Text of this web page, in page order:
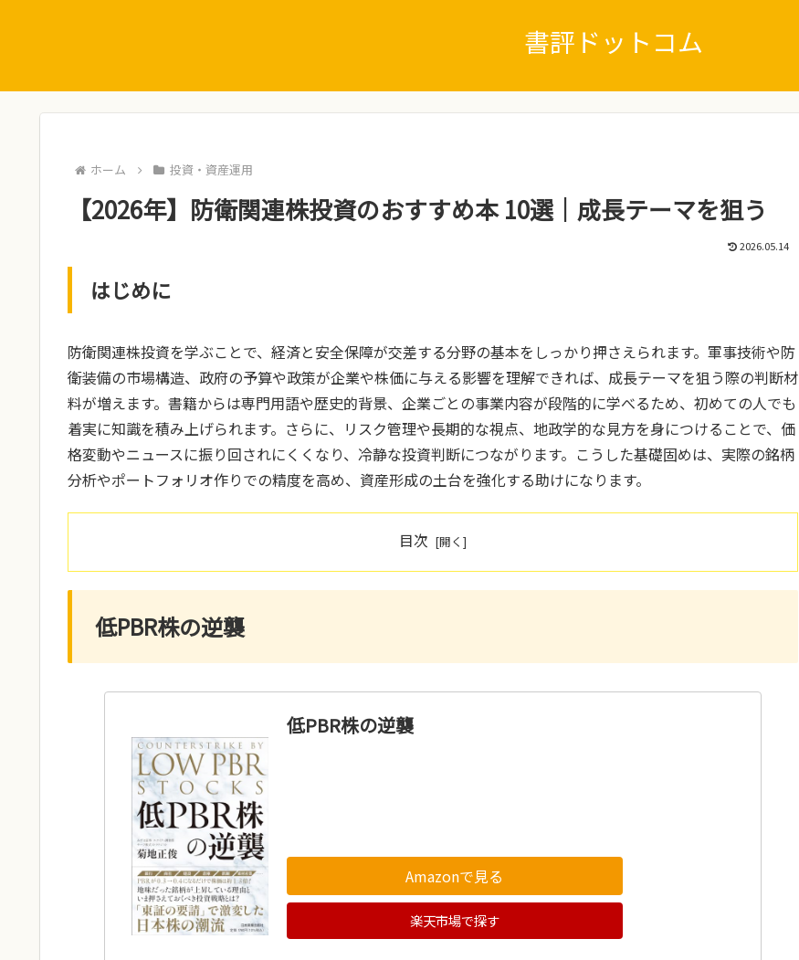
書評ドットコム
ホーム 投資・資産運用
【2026年】防衛関連株投資のおすすめ本 10選｜成長テーマを狙う
2026.05.14
はじめに
防衛関連株投資を学ぶことで、経済と安全保障が交差する分野の基本をしっかり押さえられます。軍事技術や防
衛装備の市場構造、政府の予算や政策が企業や株価に与える影響を理解できれば、成長テーマを狙う際の判断材
料が増えます。書籍からは専門用語や歴史的背景、企業ごとの事業内容が段階的に学べるため、初めての人でも
着実に知識を積み上げられます。さらに、リスク管理や長期的な視点、地政学的な見方を身につけることで、価
格変動やニュースに振り回されにくくなり、冷静な投資判断につながります。こうした基礎固めは、実際の銘柄
分析やポートフォリオ作りでの精度を高め、資産形成の土台を強化する助けになります。
目次
低PBR株の逆襲
低PBR株の逆襲
Amazonで見る
楽天市場で探す